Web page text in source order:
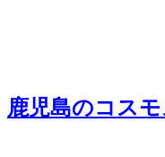
鹿児島のコス